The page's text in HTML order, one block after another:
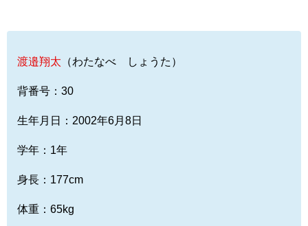
渡邉翔太 （わたなべ しょうた）
背番号：30
生年月日：2002年6月8日
学年：1年
身長：177cm
体重：65kg